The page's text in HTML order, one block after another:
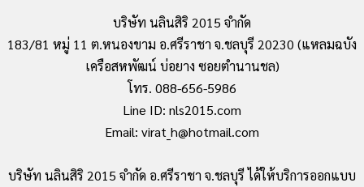
บริษัท นลินสิริ 2015 จำกัด
183/81 หมู่ 11 ต.หนองขาม อ.ศรีราชา จ.ชลบุรี 20230 (แหลมฉบัง
เครือสหพัฒน์ บ่อยาง ซอยตำนานชล)
โทร. 088-656-5986
Line ID: nls2015.com
Email: virat_h@hotmail.com
บริษัท นลินสิริ 2015 จำกัด อ.ศรีราชา จ.ชลบุรี ได้ให้บริการออกแบบ